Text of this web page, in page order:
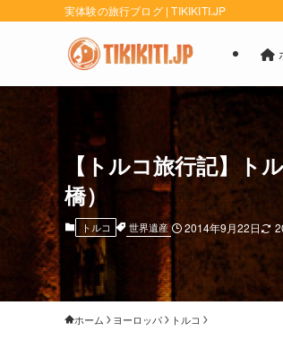
実体験の旅行ブログ | TIKIKITI.JP
【トルコ旅行記】
橋）
トルコ 世界遺産 2014年9月22日
ホーム ヨーロッパ トルコ